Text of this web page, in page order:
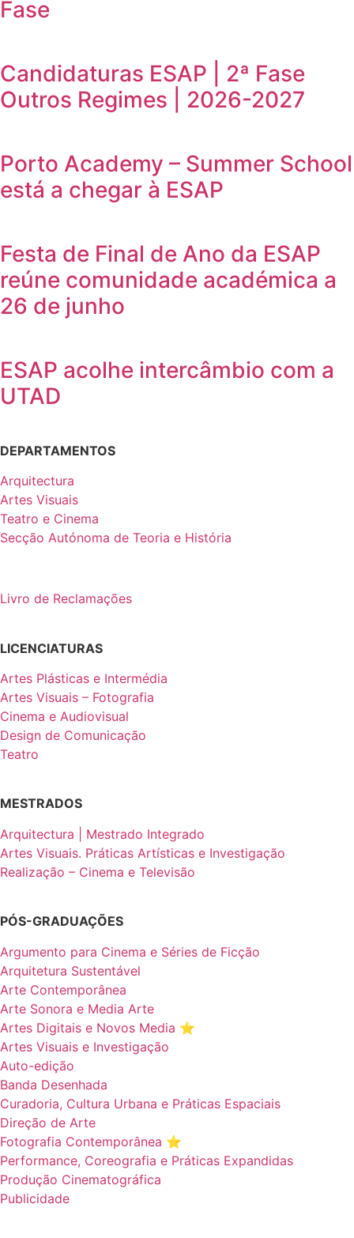
Fase
Candidaturas ESAP | 2ª Fase
Outros Regimes | 2026-2027
Porto Academy – Summer School
está a chegar à ESAP
Festa de Final de Ano da ESAP
reúne comunidade académica a
26 de junho
ESAP acolhe intercâmbio com a
UTAD
DEPARTAMENTOS
Arquitectura
Artes Visuais
Teatro e Cinema
Secção Autónoma de Teoria e História
Livro de Reclamações
LICENCIATURAS
Artes Plásticas e Intermédia
Artes Visuais – Fotografia
Cinema e Audiovisual
Design de Comunicação
Teatro
MESTRADOS
Arquitectura | Mestrado Integrado
Artes Visuais. Práticas Artísticas e Investigação
Realização – Cinema e Televisão
PÓS-GRADUAÇÕES
Argumento para Cinema e Séries de Ficção
Arquitetura Sustentável
Arte Contemporânea
Arte Sonora e Media Arte
Artes Digitais e Novos Media ⭐️
Artes Visuais e Investigação
Auto-edição
Banda Desenhada
Curadoria, Cultura Urbana e Práticas Espaciais
Direção de Arte
Fotografia Contemporânea ⭐️
Performance, Coreografia e Práticas Expandidas
Produção Cinematográfica
Publicidade